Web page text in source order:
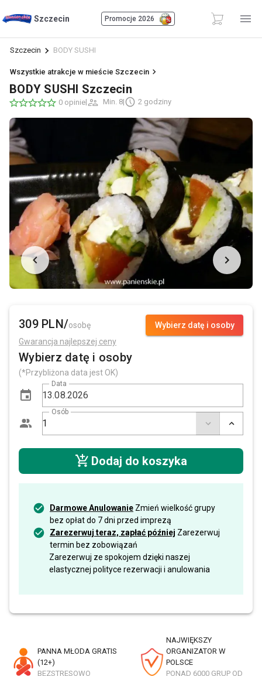
Szczecin Promocje 2026
Szczecin BODY SUSHI
Wszystkie atrakcje w mieście Szczecin
BODY SUSHI Szczecin
0 opinie| Min. 8| 2 godziny
Wybierz datę i osoby
309 PLN/osobę
Gwarancja najlepszej ceny
Wybierz datę i osoby
(*Przybliżona data jest OK)
Data
Osób
Dodaj do koszyka
Darmowe Anulowanie Zmień wielkość grupy
bez opłat do 7 dni przed imprezą
Zarezerwuj teraz, zapłać później Zarezerwuj
termin bez zobowiązań
Zarezerwuj ze spokojem dzięki naszej
elastycznej polityce rezerwacji i anulowania
PANNA MŁODA GRATIS
(12+)
BEZSTRESOWO
NAJWIĘKSZY
ORGANIZATOR W
POLSCE
PONAD 6000 GRUP OD